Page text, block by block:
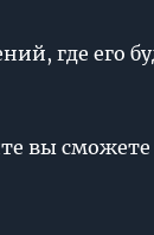
где его
вы